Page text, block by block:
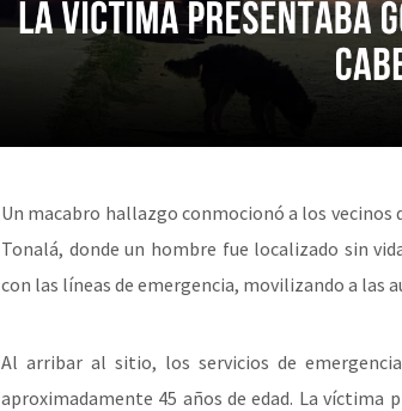
Un macabro hallazgo conmocionó a los
Tonalá, donde un hombre fue localizado sin
con las líneas de emergencia, movilizando a las
Al arribar al sitio, los servicios de
aproximadamente 45 años de edad. La